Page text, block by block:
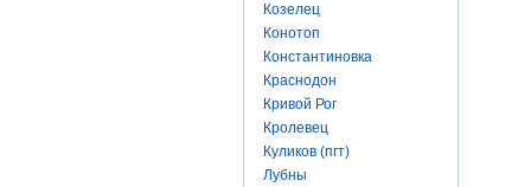
Козелец
Конотоп
Константиновка
Краснодон
Кривой Рог
Кролевец
Куликов (пгт)
Лубны